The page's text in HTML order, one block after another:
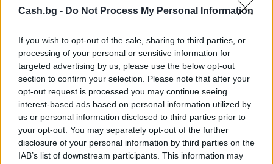
Cash.bg - Do Not Process My Personal Information
If you wish to opt-out of the sale, sharing to third parties, or
processing of your personal or sensitive information for
targeted advertising by us, please use the below opt-out
section to confirm your selection. Please note that after your
opt-out request is processed you may continue seeing
interest-based ads based on personal information utilized by
us or personal information disclosed to third parties prior to
your opt-out. You may separately opt-out of the further
disclosure of your personal information by third parties on the
IAB’s list of downstream participants. This information may